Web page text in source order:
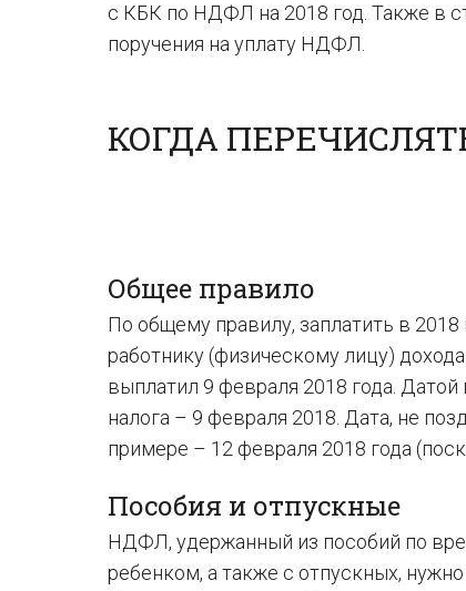
с КБК по НДФЛ на 2018 год. Также в
поручения на уплату НДФЛ.
КОГДА
Общее правило
По общему правилу, заплатить в
работнику (физическому лицу)
выплатил 9 февраля 2018 года. Датой
налога – 9 февраля 2018. Дата, не
примере – 12 февраля 2018 года
Пособия и отпускные
НДФЛ, удержанный из пособий по
ребенком, а также с отпускных,